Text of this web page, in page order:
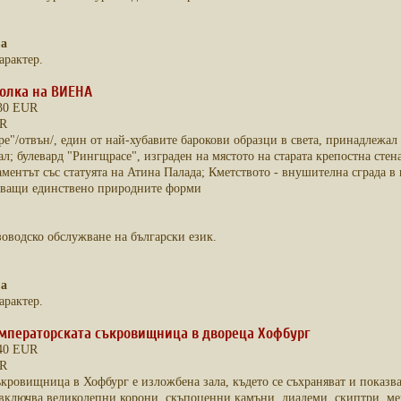
на ВИЕНА
EUR
отвън/, един от най-хубавите барокови образци в света,
булевард "Рингщрасе", изграден на мястото на старата крепостна
със статуята на Атина Палада; Кметството - внушителна сграда
единствено природните форми
обслужване на български език.
съкровищница в двореца Хофбург
EUR
в Хофбург е изложбена зала, където се съхраняват и
великолепни корони, скъпоценни камъни, диадеми, скиптри,